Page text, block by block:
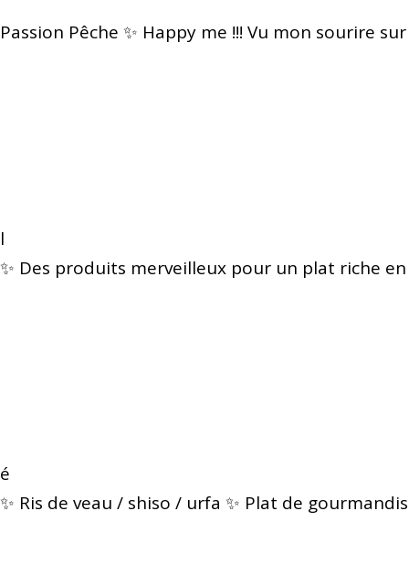
Passion Pêche ✨ Happy me !!! Vu mon sourire sur
l
✨ Des produits merveilleux pour un plat riche en
é
✨ Ris de veau / shiso / urfa ✨ Plat de gourmandis